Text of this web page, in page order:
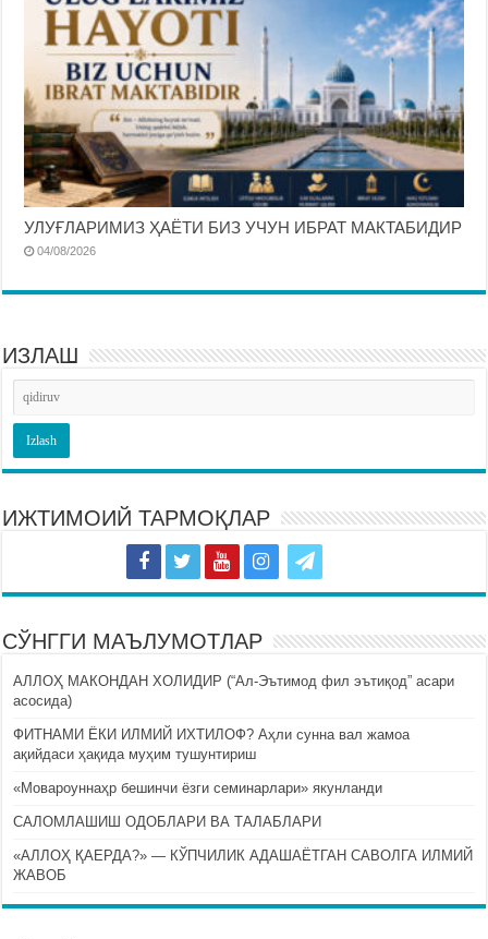
УЛУҒЛАРИМИЗ ҲАЁТИ БИЗ УЧУН ИБРАТ МАКТАБИДИР
04/08/2026
ИЗЛАШ
ИЖТИМОИЙ ТАРМОҚЛАР
СЎНГГИ МАЪЛУМОТЛАР
АЛЛОҲ МАКОНДАН ХОЛИДИР (“Ал-Эътимод фил эътиқод” асари
асосида)
ФИТНАМИ ЁКИ ИЛМИЙ ИХТИЛОФ? Аҳли сунна вал жамоа
ақийдаси ҳақида муҳим тушунтириш
«Мовароуннаҳр бешинчи ёзги семинарлари» якунланди
САЛОМЛАШИШ ОДОБЛАРИ ВА ТАЛАБЛАРИ
«АЛЛОҲ ҚАЕРДА?» — КЎПЧИЛИК АДАШАЁТГАН САВОЛГА ИЛМИЙ
ЖАВОБ